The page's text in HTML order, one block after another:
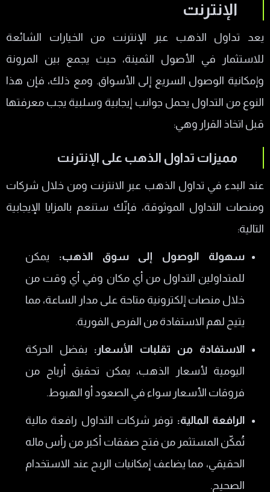
الإنترنت
يعد تداول الذهب عبر الإنترنت من الخيارات الشائعة
للاستثمار في الأصول الثمينة، حيث يجمع بين المرونة
وإمكانية الوصول السريع إلى الأسواق. ومع ذلك، فإن هذا
النوع من التداول يحمل جوانب إيجابية وسلبية يجب معرفتها
قبل اتخاذ القرار وهي:
مميزات تداول الذهب على الإنترنت
عند البدء في تداول الذهب عبر الانترنت ومن خلال شركات
ومنصات التداول الموثوقة، فإنّك ستنعم بالمزايا الإيجابية
التالية:
سهولة الوصول إلى سوق الذهب: يمكن
للمتداولين التداول من أي مكان وفي أي وقت من
خلال منصات إلكترونية متاحة على مدار الساعة، مما
يتيح لهم الاستفادة من الفرص الفورية.
الاستفادة من تقلبات الأسعار: بفضل الحركة
اليومية لأسعار الذهب، يمكن تحقيق أرباح من
فروقات الأسعار سواء في الصعود أو الهبوط.
الرافعة المالية: توفر شركات التداول رافعة مالية
تُمكّن المستثمر من فتح صفقات أكبر من رأس ماله
الحقيقي، مما يضاعف إمكانيات الربح عند الاستخدام
الصحيح.